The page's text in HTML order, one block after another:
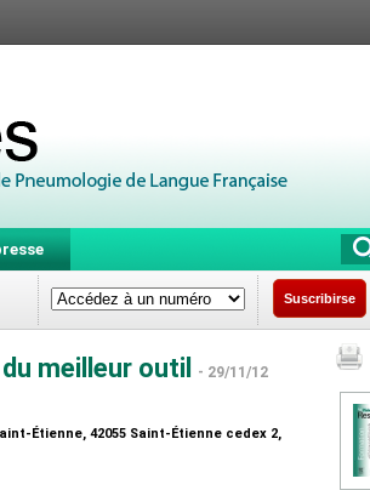
Suscribirse
meilleur outil - 29/11/12
Étienne, 42055 Saint-Étienne cedex 2,